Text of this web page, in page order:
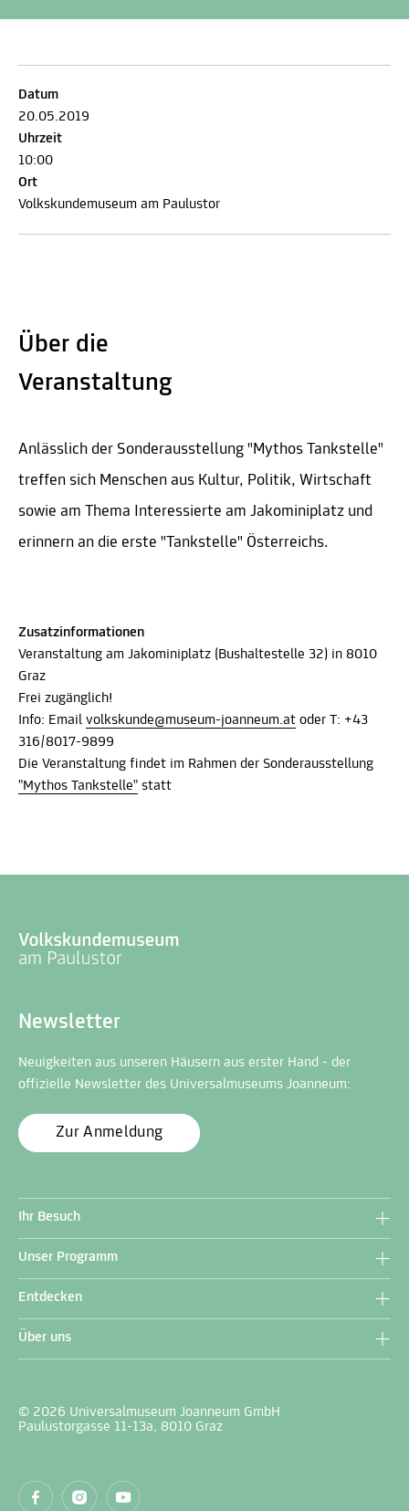
Datum
20.05.2019
Uhrzeit
10:00
Ort
Volkskundemuseum am Paulustor
Über die
Veranstaltung
Anlässlich der Sonderausstellung "Mythos Tankstelle"
treffen sich Menschen aus Kultur, Politik, Wirtschaft
sowie am Thema Interessierte am Jakominiplatz und
erinnern an die erste "Tankstelle" Österreichs.
Zusatzinformationen
Veranstaltung am Jakominiplatz (Bushaltestelle 32) in 8010
Graz
Frei zugänglich!
Info: Email volkskunde@museum-joanneum.at oder T: +43
316/8017-9899
Die Veranstaltung findet im Rahmen der Sonderausstellung
"Mythos Tankstelle" statt
Newsletter
Neuigkeiten aus unseren Häusern aus erster Hand - der
offizielle Newsletter des Universalmuseums Joanneum:
Zur Anmeldung
Ihr Besuch
Unser Programm
Entdecken
Über uns
© 2026 Universalmuseum Joanneum GmbH
Paulustorgasse 11-13a, 8010 Graz